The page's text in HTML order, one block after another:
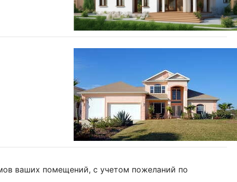
ваших помещений, с учетом пожеланий по